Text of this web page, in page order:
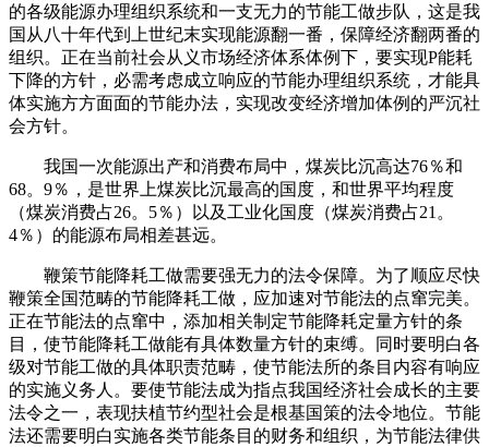
的各级能源办理组织系统和一支无力的节能工做步队，这是我
国从八十年代到上世纪末实现能源翻一番，保障经济翻两番的
组织。正在当前社会从义市场经济体系体例下，要实现P能耗
下降的方针，必需考虑成立响应的节能办理组织系统，才能具
体实施方方面面的节能办法，实现改变经济增加体例的严沉社
会方针。
我国一次能源出产和消费布局中，煤炭比沉高达76％和
68。9％，是世界上煤炭比沉最高的国度，和世界平均程度
（煤炭消费占26。5％）以及工业化国度（煤炭消费占21。
4％）的能源布局相差甚远。
鞭策节能降耗工做需要强无力的法令保障。为了顺应尽快
鞭策全国范畴的节能降耗工做，应加速对节能法的点窜完美。
正在节能法的点窜中，添加相关制定节能降耗定量方针的条
目，使节能降耗工做能有具体数量方针的束缚。同时要明白各
级对节能工做的具体职责范畴，使节能法所的条目内容有响应
的实施义务人。要使节能法成为指点我国经济社会成长的主要
法令之一，表现扶植节约型社会是根基国策的法令地位。节能
法还需要明白实施各类节能条目的财务和组织，为节能法律供